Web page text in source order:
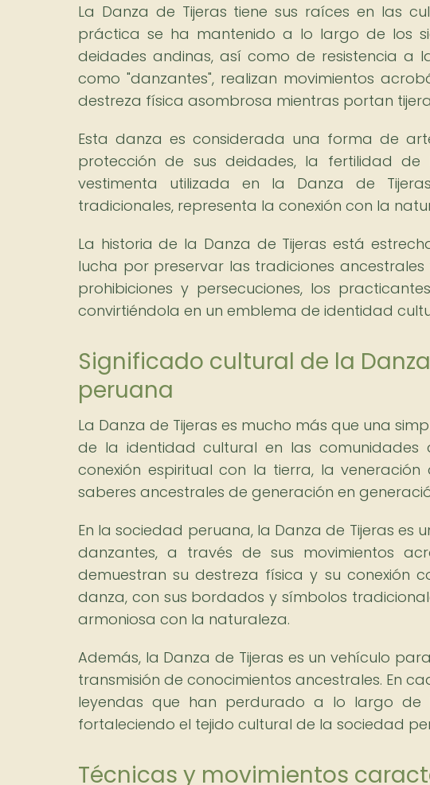
La Danza de Tijeras tiene sus raíces en las
práctica se ha mantenido a lo largo de los
deidades andinas, así como de resistencia a
como "danzantes", realizan movimientos
destreza física asombrosa mientras portan
Esta danza es considerada una forma de
protección de sus deidades, la fertilidad
vestimenta utilizada en la Danza de
tradicionales, representa la conexión con la
La historia de la Danza de Tijeras está
lucha por preservar las tradiciones
prohibiciones y persecuciones, los
convirtiéndola en un emblema de identidad
Significado cultural de la
peruana
La Danza de Tijeras es mucho más que una
de la identidad cultural en las comunidades
conexión espiritual con la tierra, la
saberes ancestrales de generación en
En la sociedad peruana, la Danza de Tijeras es
danzantes, a través de sus movimientos
demuestran su destreza física y su conexión
danza, con sus bordados y símbolos
armoniosa con la naturaleza.
Además, la Danza de Tijeras es un vehículo
transmisión de conocimientos ancestrales. En
leyendas que han perdurado a lo largo de
fortaleciendo el tejido cultural de la sociedad
Técnicas y movimientos